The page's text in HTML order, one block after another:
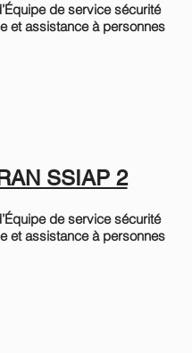
de service sécurité
et assistance à personnes
RAN SSIAP 2
de service sécurité
et assistance à personnes